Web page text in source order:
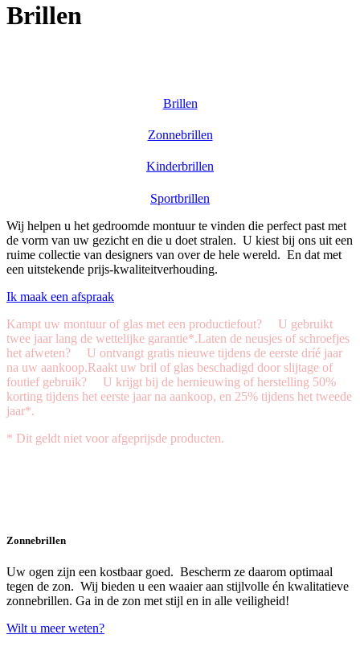
Brillen
Brillen
Zonnebrillen
Kinderbrillen
Sportbrillen
Wij helpen u het gedroomde montuur te vinden die perfect past met
de vorm van uw gezicht en die u doet stralen. U kiest bij ons uit een
ruime collectie van designers van over de hele wereld. En dat met
een uitstekende prijs-kwaliteit­verhouding.
Ik maak een afspraak
Kampt uw montuur of glas met een productiefout? U gebruikt
twee jaar lang de wettelijke garantie*.Laten de neusjes of schroefjes
het afweten? U ontvangt gratis nieuwe tijdens de eerste dríé jaar
na uw aankoop.Raakt uw bril of glas beschadigd door slijtage of
foutief gebruik? U krijgt bij de hernieuwing of herstelling 50%
korting tijdens het eerste jaar na aankoop, en 25% tijdens het tweede
jaar*.
* Dit geldt niet voor afgeprijsde producten.
Zonnebrillen
Uw ogen zijn een kostbaar goed. Bescherm ze daarom optimaal
tegen de zon. Wij bieden u een waaier aan stijlvolle én kwalitatieve
zonnebrillen. Ga in de zon met stijl en in alle veiligheid!
Wilt u meer weten?